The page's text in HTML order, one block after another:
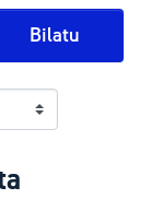
Bilatu